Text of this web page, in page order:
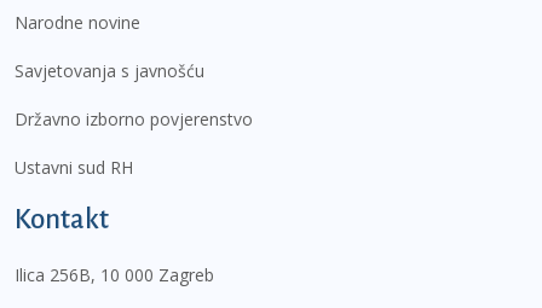
Narodne novine
Savjetovanja s javnošću
Državno izborno povjerenstvo
Ustavni sud RH
Kontakt
Ilica 256B, 10 000 Zagreb